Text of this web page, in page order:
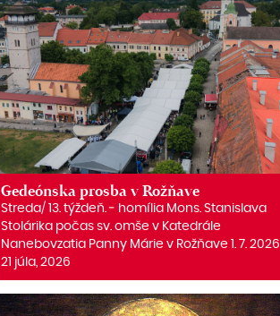
Gedeónska prosba v Rožňave
Streda/ 13. týždeň. ‒ homília Mons. Stanislava
Stolárika počas sv. omše v Katedrále
Nanebovzatia Panny Márie v Rožňave 1. 7. 2026 |
21 júla, 2026